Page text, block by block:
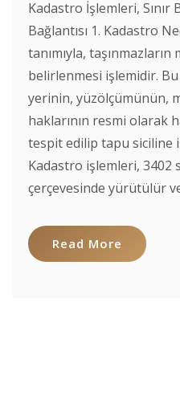
Kadastro İşlemleri, Sınır
Bağlantısı 1. Kadastro
tanımıyla, taşınmazların
belirlenmesi işlemidir. Bu
yerinin, yüzölçümünün,
haklarının resmi olarak
tespit edilip tapu siciline
Kadastro işlemleri, 3402
çerçevesinde yürütülür
Read More